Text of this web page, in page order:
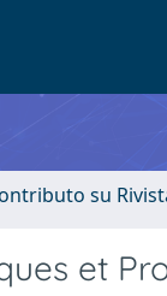
su
et